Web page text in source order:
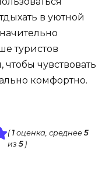
в уютной
туристов
чувствовать
комфортно.
( 1оценка, среднее 5
из 5)